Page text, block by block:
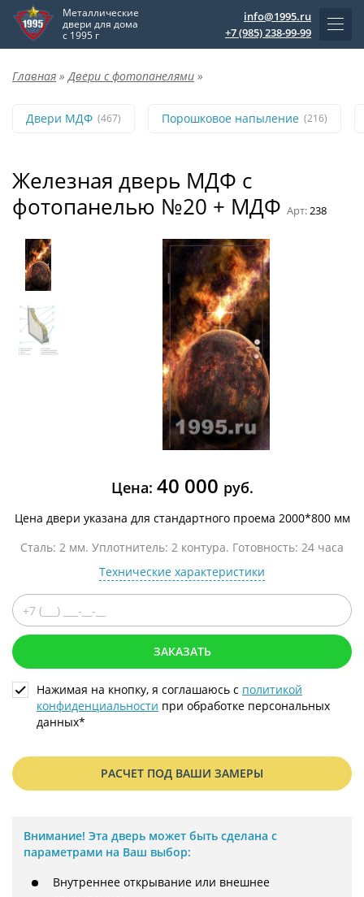
Металлические
двери для дома
с 1995 г
info@1995.ru
+7 (985) 238-99-99
Главная » Двери с фотопанелями »
Двери МДФ (467) Порошковое напыление (216)
Железная дверь МДФ с
фотопанелью №20 + МДФ Арт:238
Цена: 40 000 руб.
Цена двери указана для стандартного проема 2000*800 мм
Сталь: 2 мм. Уплотнитель: 2 контура. Готовность: 24 часа
Технические характеристики
ЗАКАЗАТЬ
Нажимая на кнопку, я соглашаюсь с политикой
конфиденциальности при обработке персональных
данных*
РАСЧЕТ ПОД ВАШИ ЗАМЕРЫ
Внимание! Эта дверь может быть сделана с
параметрами на Ваш выбор:
Внутреннее открывание или внешнее